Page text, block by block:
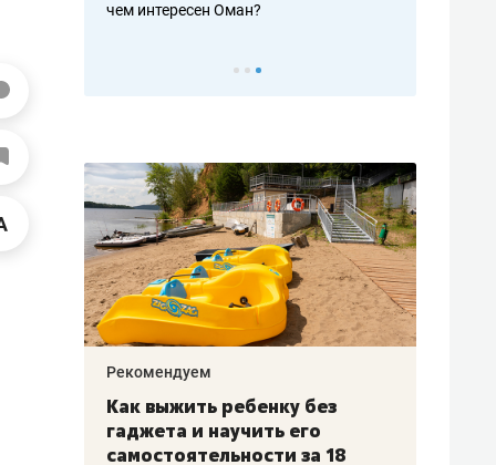
чем интересен Оман?
–
Рекомендуем
Как выжить ребенку без
гаджета и научить его
самостоятельности за 18